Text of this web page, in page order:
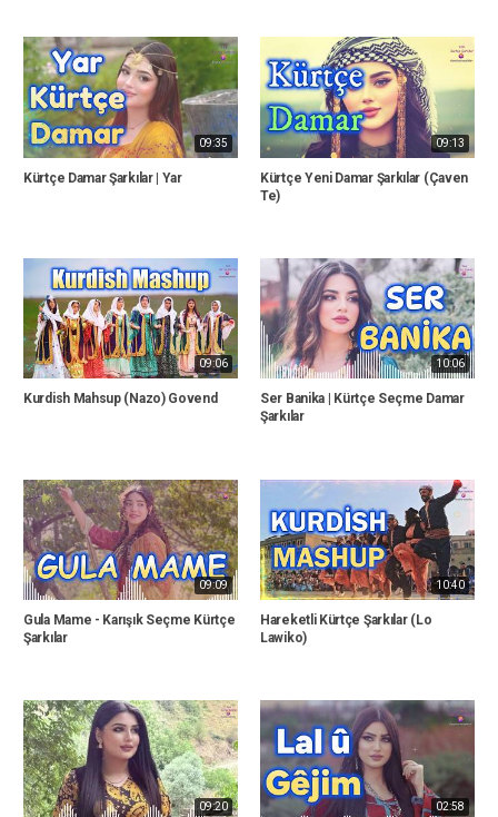
09:35
Kürtçe Damar Şarkılar | Yar
09:13
Kürtçe Yeni Damar Şarkılar (Çaven
Te)
09:06
Kurdish Mahsup (Nazo) Govend
10:06
Ser Banika | Kürtçe Seçme Damar
Şarkılar
09:09
Gula Mame - Karışık Seçme Kürtçe
Şarkılar
10:40
Hareketli Kürtçe Şarkılar (Lo
Lawiko)
09:20 02:58